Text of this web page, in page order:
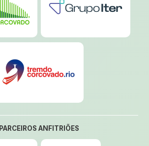
PARCEIROS ANFITRIÕES